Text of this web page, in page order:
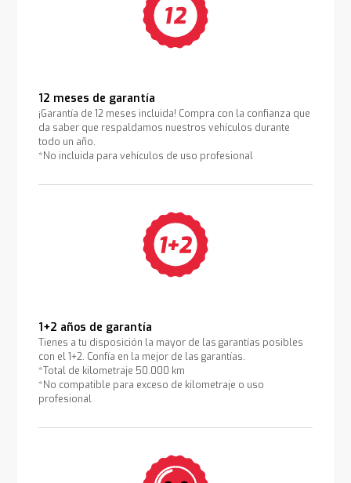
12 meses de garantía
¡Garantía de 12 meses incluida! Compra con la confianza que
da saber que respaldamos nuestros vehículos durante
todo un año.
*No incluida para vehículos de uso profesional
1+2 años de garantía
Tienes a tu disposición la mayor de las garantías posibles
con el 1+2. Confía en la mejor de las garantías.
*Total de kilometraje 50.000 km
*No compatible para exceso de kilometraje o uso
profesional